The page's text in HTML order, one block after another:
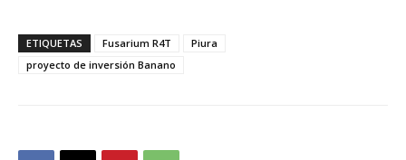
ETIQUETAS Fusarium R4T
Piura
proyecto de inversión Banano